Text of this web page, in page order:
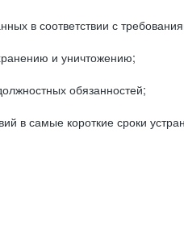
в соответствии с
и уничтожению;
обязанностей;
в самые короткие сроки